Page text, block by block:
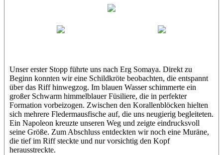
Unser erster Stopp führte uns nach Erg Somaya. Direkt zu
Beginn konnten wir eine Schildkröte beobachten, die entspannt
über das Riff hinwegzog. Im blauen Wasser schimmerte ein
großer Schwarm himmelblauer Füsiliere, die in perfekter
Formation vorbeizogen. Zwischen den Korallenblöcken hielten
sich mehrere Fledermausfische auf, die uns neugierig begleiteten.
Ein Napoleon kreuzte unseren Weg und zeigte eindrucksvoll
seine Größe. Zum Abschluss entdeckten wir noch eine Muräne,
die tief im Riff steckte und nur vorsichtig den Kopf
herausstreckte.